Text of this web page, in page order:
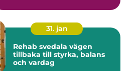
31. jan
Rehab svedala vägen
tillbaka till styrka, balans
och vardag